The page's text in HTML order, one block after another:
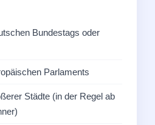
Bundestags oder
Parlaments
Städte (in der Regel ab